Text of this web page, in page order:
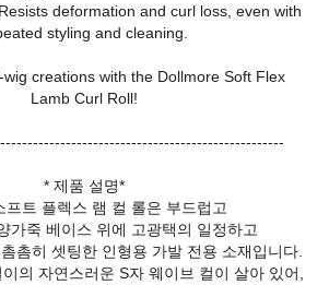
deformation and curl loss, even with
styling and cleaning.
creations with the Dollmore Soft Flex
Lamb Curl Roll!
* 제품 설명*
프트 플렉스 램 컬 롤은 부드럽고
가죽 베이스 위에 고광택의 일정하고
촘히 셋팅한 인형용 가발 전용 소재입니다.
의 자연스러운 S자 웨이브 컬이 살아 있어,